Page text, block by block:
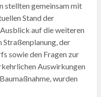
stellten gemeinsam mit
Stand der
auf die weiteren
Straßenplanung, der
sowie den Fragen zur
Auswirkungen
wurden